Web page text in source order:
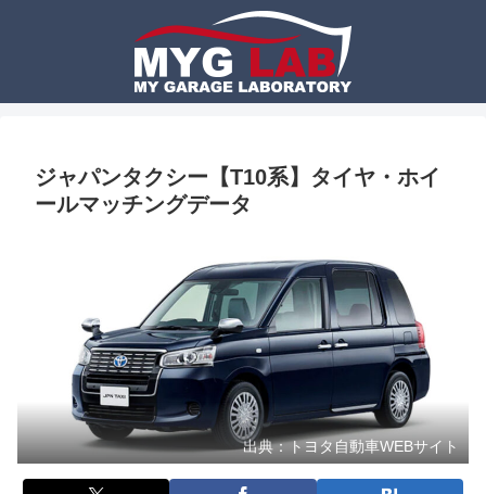
ジャパンタクシー【T10系】タイヤ・ホイ
ールマッチングデータ
出典：トヨタ自動車WEBサイト